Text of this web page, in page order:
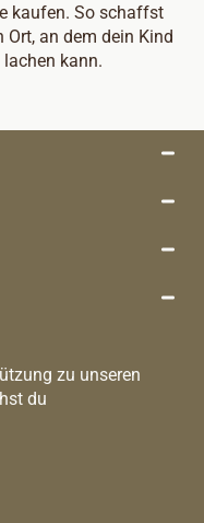
kaufen. So schaffst
an dem dein Kind
kann.
zu unseren
du